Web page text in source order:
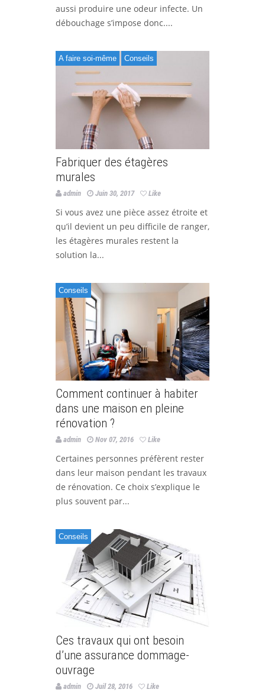
aussi produire une odeur infecte. Un
débouchage s’impose donc....
A faire soi-même Conseils
Fabriquer des étagères
murales
admin Juin 30, 2017 Like
Si vous avez une pièce assez étroite et
qu’il devient un peu difficile de ranger,
les étagères murales restent la
solution la...
Conseils
Comment continuer à habiter
dans une maison en pleine
rénovation ?
admin Nov 07, 2016 Like
Certaines personnes préfèrent rester
dans leur maison pendant les travaux
de rénovation. Ce choix s’explique le
plus souvent par...
Conseils
Ces travaux qui ont besoin
d’une assurance dommage-
ouvrage
admin Juil 28, 2016 Like